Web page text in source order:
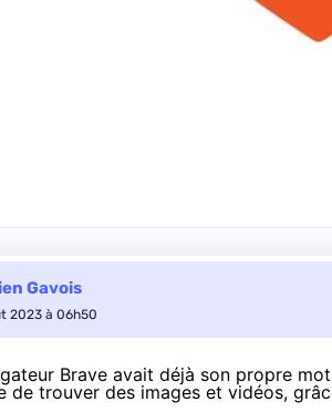
Gavois
2023 à 06h50
Brave avait déjà son propre
de trouver des images et vidéos,